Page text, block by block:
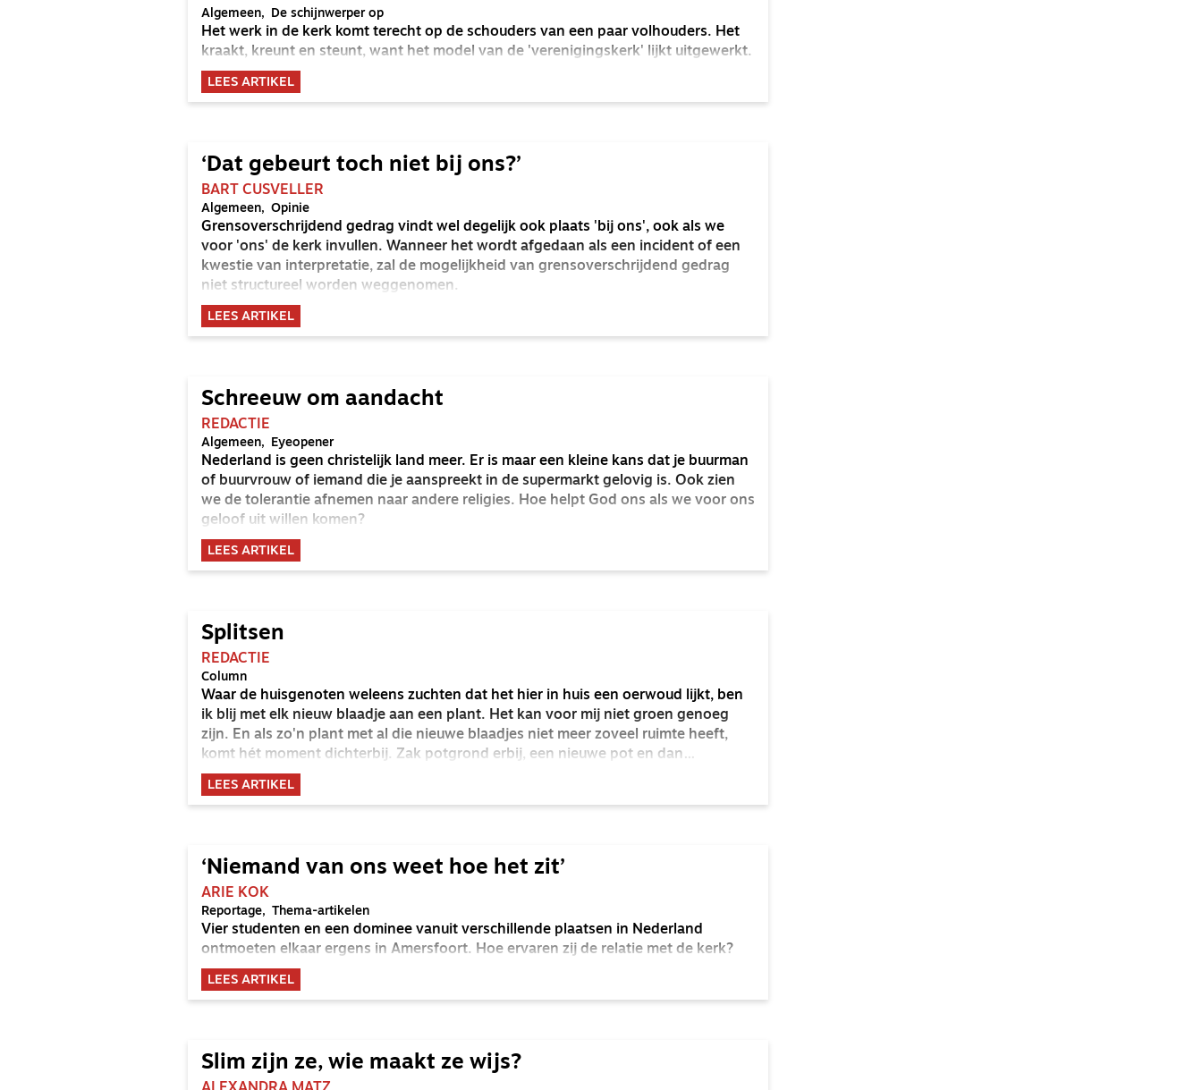
Algemeen De schijnwerper op
Het werk in de kerk komt terecht op de schouders van een paar volhouders. Het
kraakt, kreunt en steunt, want het model van de 'verenigingskerk' lijkt uitgewerkt.
LEES ARTIKEL
‘Dat gebeurt toch niet bij ons?’
BART CUSVELLER
Algemeen Opinie
Grensoverschrijdend gedrag vindt wel degelijk ook plaats 'bij ons', ook als we
voor 'ons' de kerk invullen. Wanneer het wordt afgedaan als een incident of een
kwestie van interpretatie, zal de mogelijkheid van grensoverschrijdend gedrag
niet structureel worden weggenomen.
LEES ARTIKEL
Schreeuw om aandacht
REDACTIE
Algemeen Eyeopener
Nederland is geen christelijk land meer. Er is maar een kleine kans dat je buurman
of buurvrouw of iemand die je aanspreekt in de supermarkt gelovig is. Ook zien
we de tolerantie afnemen naar andere religies. Hoe helpt God ons als we voor ons
geloof uit willen komen?
LEES ARTIKEL
Splitsen
REDACTIE
Column
Waar de huisgenoten weleens zuchten dat het hier in huis een oerwoud lijkt, ben
ik blij met elk nieuw blaadje aan een plant. Het kan voor mij niet groen genoeg
zijn. En als zo'n plant met al die nieuwe blaadjes niet meer zoveel ruimte heeft,
komt hét moment dichterbij. Zak potgrond erbij, een nieuwe pot en dan
behoedzaam te werk gaan om de plant te vermeerderen.
LEES ARTIKEL
‘Niemand van ons weet hoe het zit’
ARIE KOK
Reportage Thema-artikelen
Vier studenten en een dominee vanuit verschillende plaatsen in Nederland
ontmoeten elkaar ergens in Amersfoort. Hoe ervaren zij de relatie met de kerk?
LEES ARTIKEL
Slim zijn ze, wie maakt ze wijs?